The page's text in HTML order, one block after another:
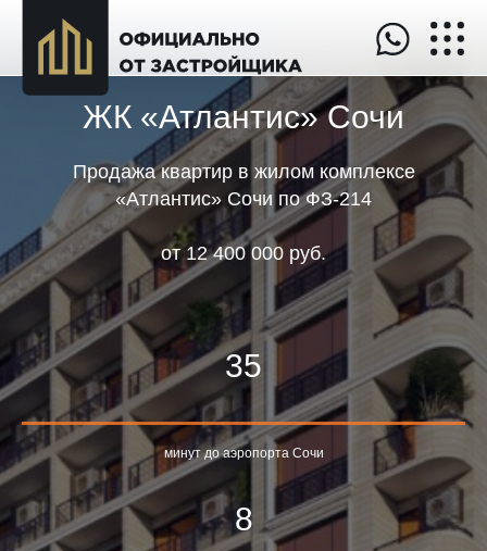
ЖК «Атлантис» Сочи
Продажа квартир в жилом комплексе
«Атлантис» Сочи по ФЗ-214
от12 400 000 руб.
35
минут до аэропорта Сочи
8